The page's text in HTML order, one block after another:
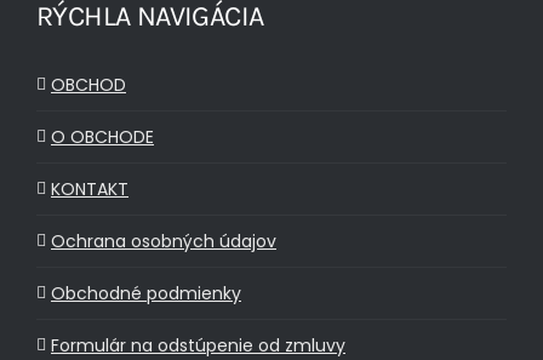
RÝCHLA NAVIGÁCIA
OBCHOD
O OBCHODE
KONTAKT
Ochrana osobných údajov
Obchodné podmienky
Formulár na odstúpenie od zmluvy